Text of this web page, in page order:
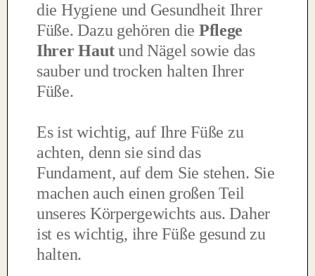
die Hygiene und Gesundheit Ihrer
Füße. Dazu gehören die Pflege
Ihrer Hautund Nägel sowie das
sauber und trocken halten Ihrer
Füße.
Es ist wichtig, auf Ihre Füße zu
achten, denn sie sind das
Fundament, auf dem Sie stehen. Sie
machen auch einen großen Teil
unseres Körpergewichts aus. Daher
ist es wichtig, ihre Füße gesund zu
halten.